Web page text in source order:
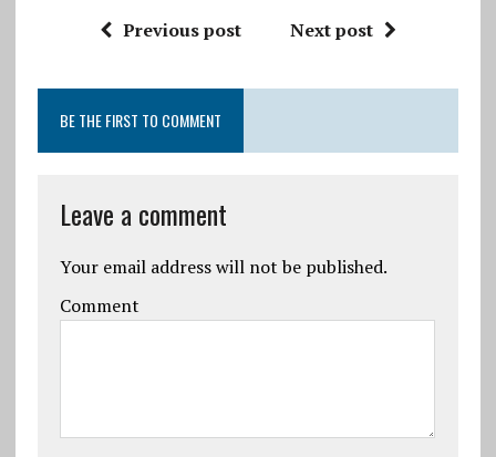
Previous post Next post
BE THE FIRST TO COMMENT
Leave a comment
Your email address will not be published.
Comment